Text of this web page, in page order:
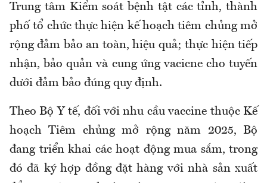
Trung tâm Kiểm soát bệnh tật các tỉnh, thành
phố tổ chức thực hiện kế hoạch tiêm chủng mở
rộng đảm bảo an toàn, hiệu quả; thực hiện tiếp
nhận, bảo quản và cung ứng vacicne cho tuyến
dưới đảm bảo đúng quy định.
Theo Bộ Y tế, đối với nhu cầu vaccine thuộc Kế
hoạch Tiêm chủng mở rộng năm 2025, Bộ
đang triển khai các hoạt động mua sắm, trong
đó đã ký hợp đồng đặt hàng với nhà sản xuất